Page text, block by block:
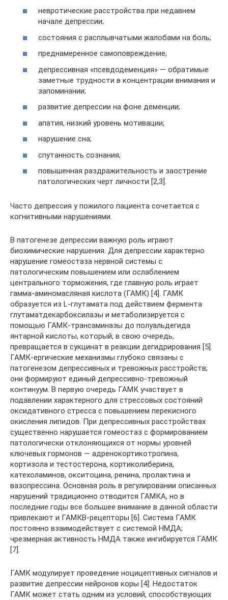
невротические расстройства при недавнем
начале депрессии;
состояния с расплывчатыми жалобами на боль;
преднамеренное самоповреждение;
депрессивная «псевдодеменция» — обратимые
заметные трудности в концентрации внимания и
запоминании;
развитие депрессии на фоне деменции;
апатия, низкий уровень мотивации;
нарушение сна;
спутанность сознания;
повышенная раздражительность и заострение
патологических черт личности [2,3].
Часто депрессия у пожилого пациента сочетается с
когнитивными нарушениями.
В патогенезе депрессии важную роль играют
биохимические нарушения. Для депрессии характерно
нарушение гомеостаза нервной системы с
патологическим повышением или ослаблением
центрального торможения, где главную роль играет
гамма-аминомасляная кислота (ГАМК) [4]. ГАМК
образуется из L-глутамата под действием фермента
глутаматдекарбоксилазы и метаболизируется с
помощью ГАМК-трансаминазы до полуальдегида
янтарной кислоты, который, в свою очередь,
превращается в сукцинат в реакции дегидрирования [5].
ГАМК-ергические механизмы глубоко связаны с
патогенезом депрессивных и тревожных расстройств;
они формируют единый депрессивно-тревожный
континуум. В первую очередь ГАМК участвует в
подавлении характерного для стрессовых состояний
оксидативного стресса с повышением перекисного
окисления липидов. При депрессивных расстройствах
существенно нарушается гомеостаз с формированием
патологически отклоняющихся от нормы уровней
ключевых гормонов — адренокортикотропина,
кортизола и тестостерона, кортиколиберина,
катехоламинов, окситоцина, ренина, пролактина и
вазопрессина. Основная роль в регулировании описанных
нарушений традиционно отводится ГАМКА, но в
последние годы все большее внимание в данной области
привлекают и ГАМКВ-рецепторы [6]. Система ГАМК
постоянно взаимодействует с системой НМДА;
чрезмерная активность НМДА также ингибируется ГАМК
[7].
ГАМК модулирует проведение ноцицептивных сигналов и
развитие депрессии нейронов коры [4]. Недостаток
ГАМК может стать одним из условий, способствующих